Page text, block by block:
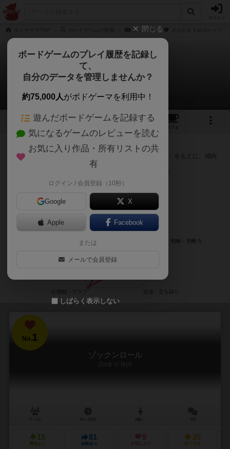
ピノキオ
ピノキオ
次のおすすめボードゲーム
1 1
カフェ
『ピノキオ』が好きな方へのおすすめ
このゲームのトップページで投票された「プレイ感の評価」をもとに、傾向
が近いボードゲームをランキング形式で紹介します。
No.1
ゾックンロール
Zock 'n' Roll
15
興味あり
81
経験あり
9
お気に入り
25
持ってる
閉じる
ボードゲームのプレイ履歴を記録し
て、
自分のデータを管理しませんか？
約75,000人がボドゲーマを利用中！
遊んだボードゲームを記録する
気になるゲームのレビューを読む
お気に入り作品・所有リストの共
有
ログイン / 会員登録（10秒）
Google X
Apple Facebook
または
メールで会員登録
しばらく表示しない